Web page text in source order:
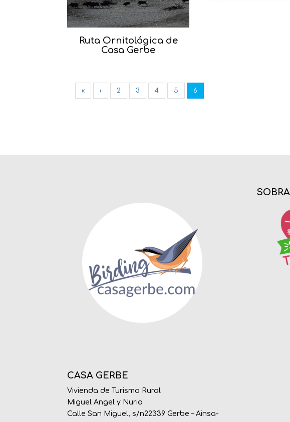
Ruta Ornitológica de
Casa Gerbe
« ‹ 2 3 4 5 6
CASA GERBE
Vivienda de Turismo Rural
Miguel Angel y Nuria
Calle San Miguel, s/n22339 Gerbe – Ainsa-